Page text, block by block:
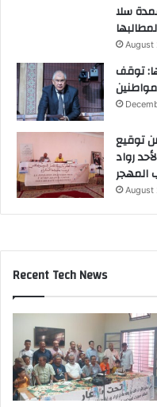
سلا
لمطالبها
August
توقف
توقيع
رواد
المهجر
August
Recent Tech News